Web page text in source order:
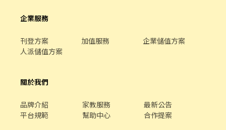
任心、抗壓性 3.排班制工作（教育訓練期間固定09:00-18:00，結束
42K/月（外加津貼） . 🎧 【客戶服務專員】 #長期 內容：1.處理智
取門市相關問題與追蹤異常 2.收集客戶反饋並跨部門溝通 3.啟動爭
日班/排班制 💰 薪資：35K/月 . 🏪 【蝦皮店到店客服團隊工讀生】 #
服文書資料登打與整理 3.團隊日常行政後勤支援 要求：1.細心且具
備基礎文書處理能力 2.配合度高、具備良好工作態度 時間：早班
企業服務
刊登方案 加值服務
企業儲值方案
人派儲值方案
關於我們
品牌介紹 家教服務
最新公告
平台規範
幫助中心 合作提案